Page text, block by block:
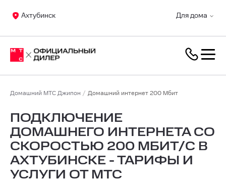
Для дома
Ахтубинск
Домашний МТС Джипон Домашний интернет 200 Мбит
ПОДКЛЮЧЕНИЕ
ДОМАШНЕГО ИНТЕРНЕТА СО
СКОРОСТЬЮ 200 МБИТ/С В
АХТУБИНСКЕ - ТАРИФЫ И
УСЛУГИ ОТ МТС